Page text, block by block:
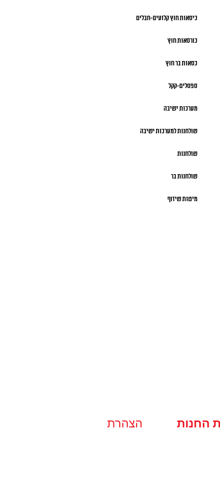
כיסאות חוץ קלועים-חבלים
כורסאות חוץ
כסאות בר חוץ
ספסלים-קקל
מערכות ישיבה
שולחנות למערכות ישיבה
שולחנות
שולחנות בר
מיטות שיזוף
החנות הצהרת